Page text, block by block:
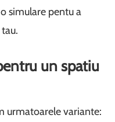
simulare pentu a
un spatiu
urmatoarele variante: